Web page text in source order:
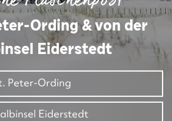
Ording & von der
Eiderstedt
Peter-Ording
Eiderstedt